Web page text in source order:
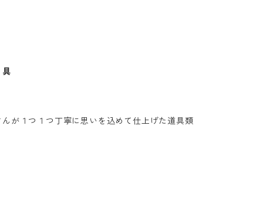
が１つ１つ丁寧に思いを込めて仕上げた道具類